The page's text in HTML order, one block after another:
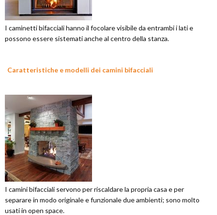
I caminetti bifacciali hanno il focolare visibile da entrambi i lati e
possono essere sistemati anche al centro della stanza.
Caratteristiche e modelli dei camini bifacciali
I camini bifacciali servono per riscaldare la propria casa e per
separare in modo originale e funzionale due ambienti; sono molto
usati in open space.